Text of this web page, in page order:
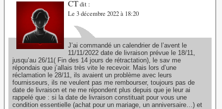
CTdit :
Le 3 décembre 2022 à 18:20
J’ai commandé un calendrier de l’avent le
11/11/2022 date de livraison prévue le 18/11,
jusqu’au 26/11( Fin des 14 jours de rétractation), le sav me
répondais que j’allais très vite le recevoir. Mais lors d’une
réclamation le 28/11, ils avaient un problème avec leurs
fournisseurs, ils ne veulent pas me rembourser, toujours pas de
date de livraison et ne me répondent plus depuis que je leur ai
rappelé que : si la date de livraison constituait pour vous une
condition essentielle (achat pour un mariage, un anniversaire…) et